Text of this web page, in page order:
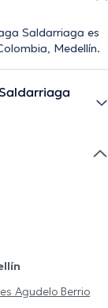
Saldarriaga es
Medellín.
Agudelo Berrio